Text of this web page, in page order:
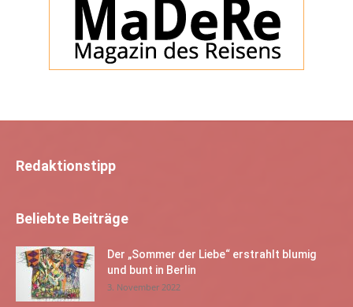
Redaktionstipp
Beliebte Beiträge
Der „Sommer der Liebe“ erstrahlt blumig
und bunt in Berlin
3. November 2022